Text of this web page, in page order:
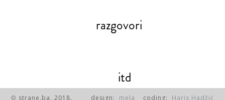
razgovori
itd
© strane.ba, 2018. design: mela coding: Haris Hadžić